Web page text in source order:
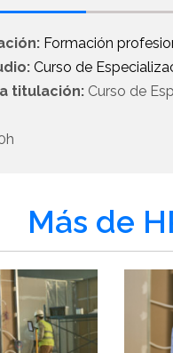
Formación
Curso de
titulación: Curso de
Más de